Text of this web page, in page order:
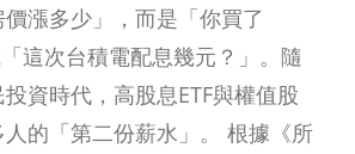
漲多少」，而是「你買了
這次台積電配息幾元？」。隨
資時代，高股息ETF與權值股
的「第二份薪水」。 根據《所